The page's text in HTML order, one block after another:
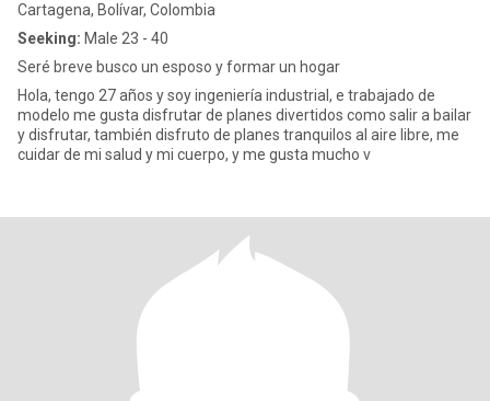
Cartagena, Bolívar, Colombia
Seeking: Male 23 - 40
Seré breve busco un esposo y formar un hogar
Hola, tengo 27 años y soy ingeniería industrial, e trabajado de
modelo me gusta disfrutar de planes divertidos como salir a bailar
y disfrutar, también disfruto de planes tranquilos al aire libre, me
cuidar de mi salud y mi cuerpo, y me gusta mucho v